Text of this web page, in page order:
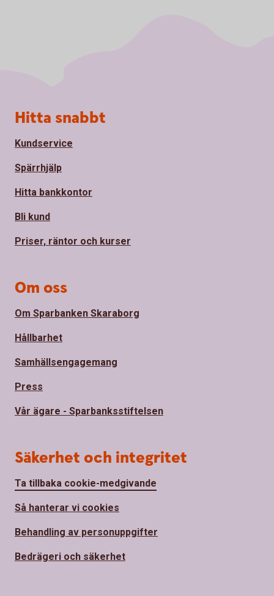
Sidfot
Hitta snabbt
Kundservice
Spärrhjälp
Hitta bankkontor
Bli kund
Priser, räntor och kurser
Om oss
Om Sparbanken Skaraborg
Hållbarhet
Samhällsengagemang
Press
Vår ägare - Sparbanksstiftelsen
Säkerhet och integritet
Ta tillbaka cookie-medgivande
Så hanterar vi cookies
Behandling av personuppgifter
Bedrägeri och säkerhet